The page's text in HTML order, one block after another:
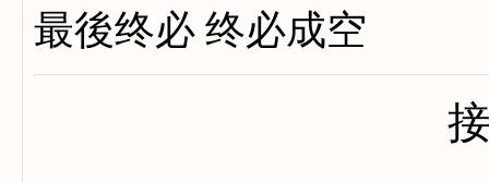
最後终必 终必成空